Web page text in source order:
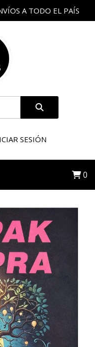
A TODO EL PAÍS
SESIÓN
0